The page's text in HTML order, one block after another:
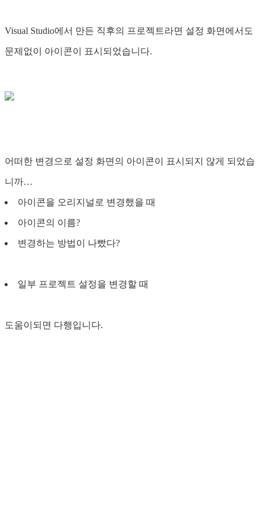
Visual Studio에서 만든 직후의 프로젝트라면 설정 화면에서도
문제없이 아이콘이 표시되었습니다.
어떠한 변경으로 설정 화면의 아이콘이 표시되지 않게 되었습
니까…
아이콘을 오리지널로 변경했을 때
아이콘의 이름?
변경하는 방법이 나빴다?
일부 프로젝트 설정을 변경할 때
도움이되면 다행입니다.